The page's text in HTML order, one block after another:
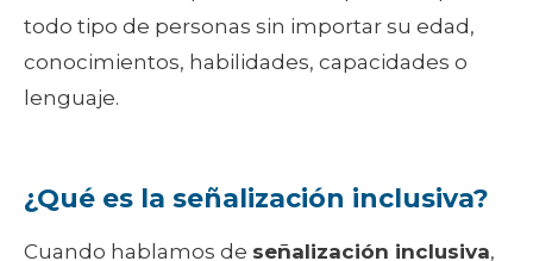
todo tipo de personas sin importar su edad,
conocimientos, habilidades, capacidades o
lenguaje.
¿Qué es la señalización inclusiva?
Cuando hablamos de señalización inclusiva,